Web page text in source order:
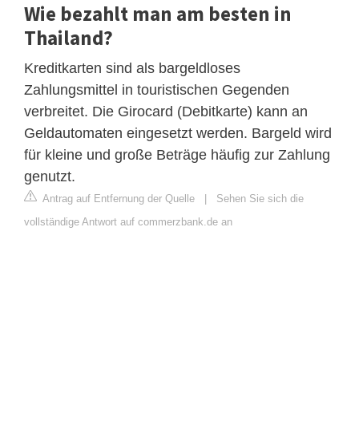
Wie bezahlt man am besten in
Thailand?
Kreditkarten sind als bargeldloses
Zahlungsmittel in touristischen Gegenden
verbreitet. Die Girocard (Debitkarte) kann an
Geldautomaten eingesetzt werden. Bargeld wird
für kleine und große Beträge häufig zur Zahlung
genutzt.
Antrag auf Entfernung der Quelle
Sehen Sie sich die
vollständige Antwort auf commerzbank.de an